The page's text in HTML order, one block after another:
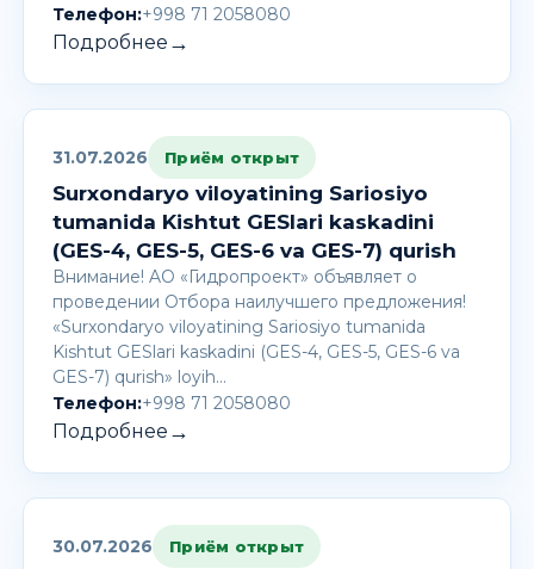
Телефон:+998 71 2058080
Подробнее →
31.07.2026 Приём открыт
Surxondaryo viloyatining Sariosiyo
tumanida Kishtut GESlari kaskadini
(GES-4, GES-5, GES-6 va GES-7) qurish
Внимание! AО «Гидропроект» объявляет о
проведении Отбора наилучшего предложения!
«Surxondaryo viloyatining Sariosiyo tumanida
Kishtut GESlari kaskadini (GES-4, GES-5, GES-6 va
GES-7) qurish» loyih…
Телефон:+998 71 2058080
Подробнее →
30.07.2026 Приём открыт